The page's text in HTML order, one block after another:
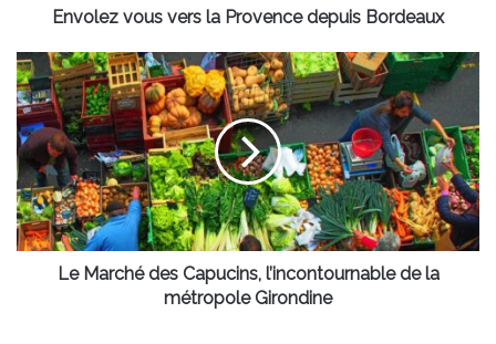
Envolez vous vers la Provence depuis Bordeaux
Le
Marché
des
Capucins,
l’incontournable
de
la
métropole
Girondine
Le Marché des Capucins, l’incontournable de la
métropole Girondine